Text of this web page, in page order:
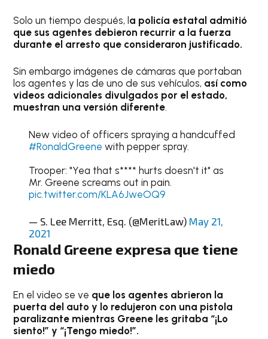
Solo un tiempo después, la policía estatal admitió
que sus agentes debieron recurrir a la fuerza
durante el arresto que consideraron justificado.
Sin embargo imágenes de cámaras que portaban
los agentes y las de uno de sus vehículos, así como
videos adicionales divulgados por el estado,
muestran una versión diferente.
New video of officers spraying a handcuffed
#RonaldGreene with pepper spray.
Trooper: "Yea that s**** hurts doesn't it" as
Mr. Greene screams out in pain.
pic.twitter.com/KLA6JweOQ9
— S. Lee Merritt, Esq. (@MeritLaw) May 21,
2021
Ronald Greene expresa que tiene
miedo
En el video se ve que los agentes abrieron la
puerta del auto y lo redujeron con una pistola
paralizante mientras Greene les gritaba “¡Lo
siento!” y “¡Tengo miedo!”.